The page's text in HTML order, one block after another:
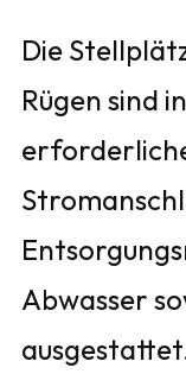
Die
Rügen sind
Abwasser